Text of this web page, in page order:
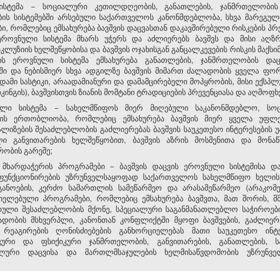
− სოციალური კეთილდღეობის, განათლების, ჯანმრთელობის
სისტემებში არსებული საქართველოს კანონმდებლობა, სხვა
რომლებიც ემსახურება ბავშვის დაცვასთან დაკავშირებული რისკების
სისტემა მხარს უჭერს და აძლიერებს ბავშვს და მისი
ხელშეწყობისა და ბავშვის ოჯახისგან განცალკევების რისკის
ეროვნული სისტემა ემსახურება განათლების, ჯანმრთელობის
და ნებისმიერ სხვა ადგილზე ბავშვის მიმართ ძალადობის ყველა
სასტიკი, არაადამიანური და დამამცირებელი მოპყრობის, მისი
ბავშვისთვის ზიანის მომტანი ტრადიციების პრევენციასა და
სისტემა − სახელმწიფოს მიერ მიღებული საკანონმდებლო,
ერთობლიობა, რომლებიც ემსახურება ბავშვის მიერ ყველა
შესაძლებლობის გაძლიერებას ბავშვის საუკეთესო ინტერესების
განვითარების ხელშეწყობით, ბავშვის აზრის მოსმენითა და
გარეშე;
პროგრამები − ბავშვის დაცვის ეროვნული სისტემისა
უზრუნველსაყოფად საქართველოს სახელმწიფო
კერძო სამართლის სამეწარმეო და არასამეწარმეო
პროგრამები, რომლებიც ემსახურება ბავშვთა, მათ შორის,
შესაძლებლობის მქონე, სპეციალური საგანმანათლებლო
მსხვერპლი, კანონთან კონფლიქტში მყოფი ბავშვების,
ღონისძიებების განხორციელებას მათი საუკეთესო
და ფსიქიკური ჯანმრთელობის, განვითარების, განათლების,
დაცვისა და მართლმსაჯულების ხელმისაწვდომობის